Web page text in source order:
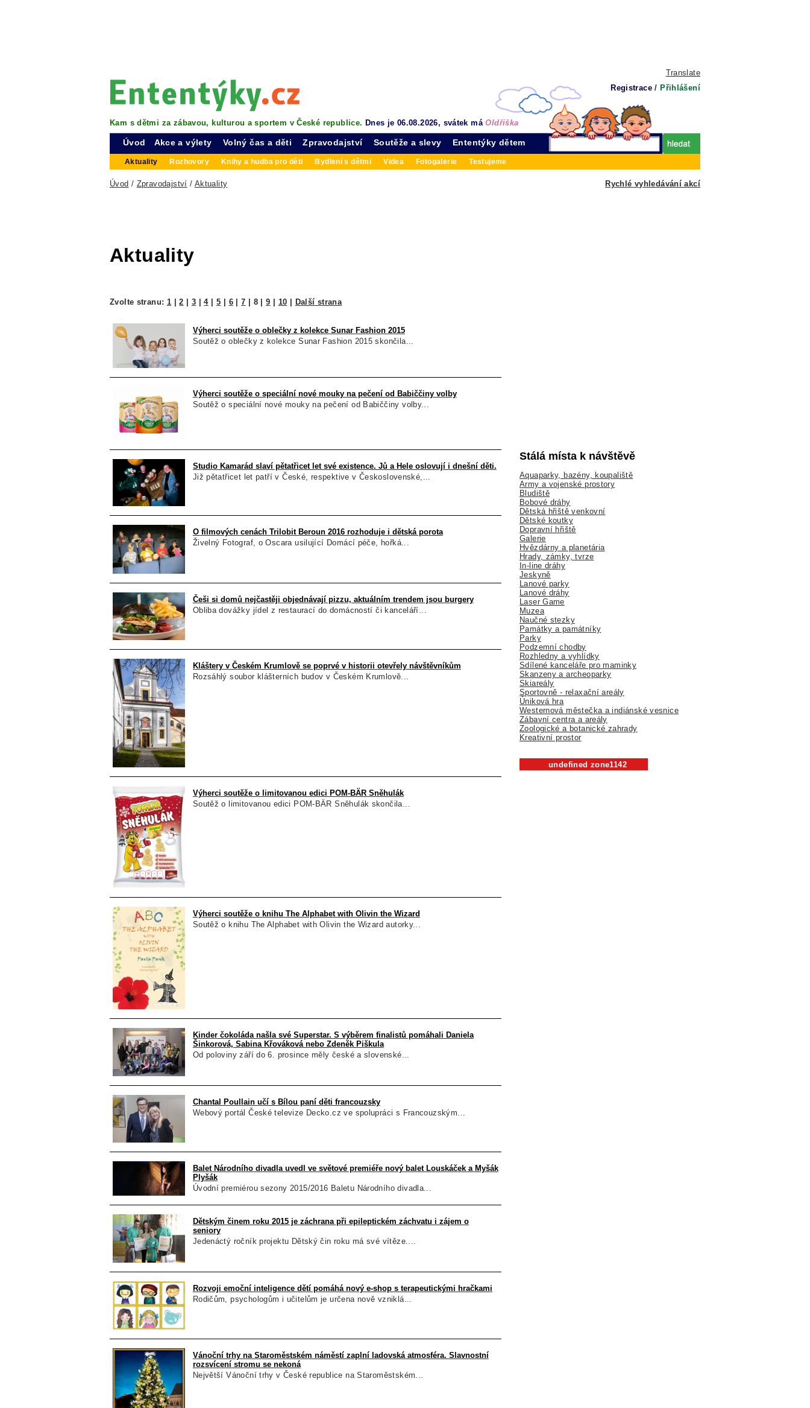
Translate
Registrace / Přihlášení
Kam s dětmi za zábavou, kulturou a sportem v České republice. Dnes je 06.08.2026, svátek máOldřiška
Úvod Akce a výlety Volný čas a děti Zpravodajství
Aktuality Rozhovory Knihy a hudba pro děti Bydlení s dětmi Videa Fotogalerie Testujeme
Soutěže a slevy Ententýky dětem
Rychlé vyhledávání akcí
Úvod / Zpravodajství / Aktuality
Aktuality
Zvolte stranu: 1 |2 3 |4| 5 6|7 8|9 10 Další strana
Výherci soutěže o oblečky z kolekce Sunar Fashion 2015
Soutěž o oblečky z kolekce Sunar Fashion 2015 skončila...
Výherci soutěže o speciální nové mouky na pečení od Babiččiny volby
Soutěž o speciální nové mouky na pečení od Babiččiny volby...
Studio Kamarád slaví pětatřicet let své existence. Jů a Hele oslovují i dnešní děti.
Již pětatřicet let patří v České, respektive v Československé,...
O filmových cenách Trilobit Beroun 2016 rozhoduje i dětská porota
Živelný Fotograf, o Oscara usilující Domácí péče, hořká...
Češi si domů nejčastěji objednávají pizzu, aktuálním trendem jsou burgery
Obliba dovážky jídel z restaurací do domácností či kanceláří...
Kláštery v Českém Krumlově se poprvé v historii otevřely návštěvníkům
Rozsáhlý soubor klášterních budov v Českém Krumlově...
Výherci soutěže o limitovanou edici POM-BÄR Sněhulák
Soutěž o limitovanou edici POM-BÄR Sněhulák skončila...
Výherci soutěže o knihu The Alphabet with Olivin the Wizard
Soutěž o knihu The Alphabet with Olivin the Wizard autorky...
Kinder čokoláda našla své Superstar. S výběrem finalistů pomáhali Daniela
Šinkorová, Sabina Křováková nebo Zdeněk Piškula
Od poloviny září do 6. prosince měly české a slovenské...
Chantal Poullain učí s Bílou paní děti francouzsky
Webový portál České televize Decko.cz ve spolupráci s Francouzským...
Balet Národního divadla uvedl ve světové premiéře nový balet Louskáček a Myšák
Plyšák
Úvodní premiérou sezony 2015/2016 Baletu Národního divadla...
Dětským činem roku 2015 je záchrana při epileptickém záchvatu i zájem o
seniory
Jedenáctý ročník projektu Dětský čin roku má své vítěze....
Rozvoji emoční inteligence dětí pomáhá nový e-shop s terapeutickými hračkami
Rodičům, psychologům i učitelům je určena nově vzniklá...
Vánoční trhy na Staroměstském náměstí zaplní ladovská atmosféra. Slavnostní
rozsvícení stromu se nekoná
Největší Vánoční trhy v České republice na Staroměstském...
Stálá místa k návštěvě
Aquaparky, bazény, koupaliště
Army a vojenské prostory
Bludiště
Bobové dráhy
Dětská hřiště venkovní
Dětské koutky
Dopravní hřiště
Galerie
Hvězdárny a planetária
Hrady, zámky, tvrze
In-line dráhy
Jeskyně
Lanové parky
Lanové dráhy
Laser Game
Muzea
Naučné stezky
Památky a památníky
Parky
Podzemní chodby
Rozhledny a vyhlídky
Sdílené kanceláře pro maminky
Skanzeny a archeoparky
Skiareály
Sportovně - relaxační areály
Úniková hra
Westernová městečka a indiánské vesnice
Zábavní centra a areály
Zoologické a botanické zahrady
Kreativní prostor
undefined zone1142